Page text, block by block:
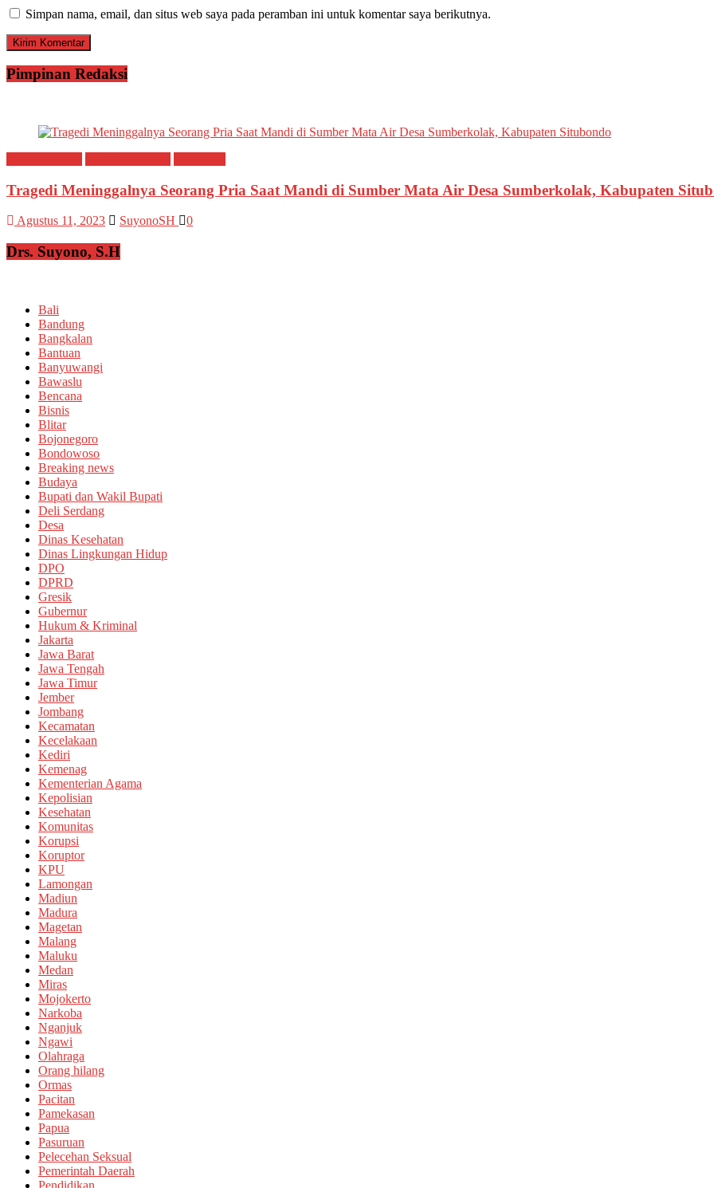
Simpan nama, email, dan situs web saya pada peramban ini untuk komentar saya berikutnya.
Pimpinan Redaksi
Tragedi Meninggalnya Seorang Pria Saat Mandi di Sumber Mata Air Desa Sumberkolak, Kabupaten
Agustus 11, 2023 SuyonoSH 0
Drs. Suyono, S.H
Bali
Bandung
Bangkalan
Bantuan
Banyuwangi
Bawaslu
Bencana
Bisnis
Blitar
Bojonegoro
Bondowoso
Breaking news
Budaya
Bupati dan Wakil Bupati
Deli Serdang
Desa
Dinas Kesehatan
Dinas Lingkungan Hidup
DPO
DPRD
Gresik
Gubernur
Hukum & Kriminal
Jakarta
Jawa Barat
Jawa Tengah
Jawa Timur
Jember
Jombang
Kecamatan
Kecelakaan
Kediri
Kemenag
Kementerian Agama
Kepolisian
Kesehatan
Komunitas
Korupsi
Koruptor
KPU
Lamongan
Madiun
Madura
Magetan
Malang
Maluku
Medan
Miras
Mojokerto
Narkoba
Nganjuk
Ngawi
Olahraga
Orang hilang
Ormas
Pacitan
Pamekasan
Papua
Pasuruan
Pelecehan Seksual
Pemerintah Daerah
Pendidikan